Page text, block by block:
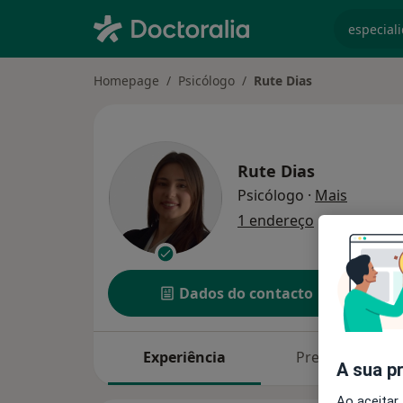
Homepage Psicólogo Rute Dias
Rute Dias
Psicólogo · Mais
1 endereço
Dados do contacto
Experiência Preços
A sua